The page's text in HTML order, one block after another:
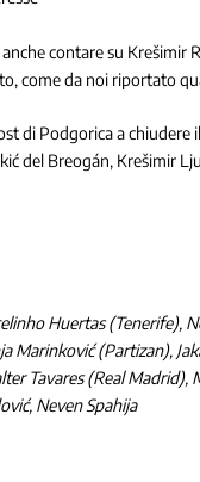
contare su
come da noi riportato
di Podgorica a
del Breogán, Krešimir
Huertas (Tenerife),
Marinković (Partizan),
Tavares (Real Madrid),
Neven Spahija